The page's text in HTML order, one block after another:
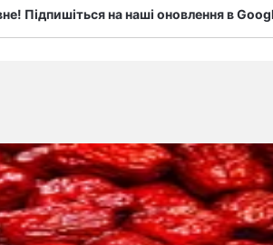
Підпишіться на наші оновлення в